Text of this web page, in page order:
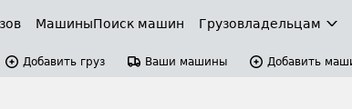
МашиныПоиск машин Грузовладельцам
Добавить груз Ваши машины Добавить